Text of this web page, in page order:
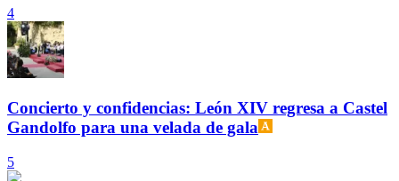
4
Concierto y confidencias: León XIV regresa a Castel
Gandolfo para una velada de gala
5